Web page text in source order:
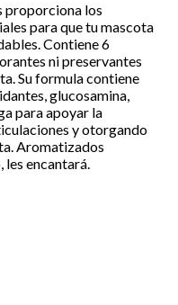
proporciona los
para que tu mascota
Contiene 6
ni preservantes
Su formula contiene
glucosamina,
para apoyar la
y otorgando
Aromatizados
les encantará.